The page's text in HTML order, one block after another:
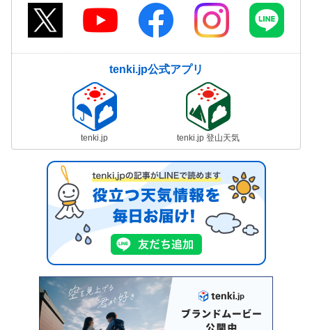
tenki.jp公式アプリ
tenki.jp tenki.jp 登山天気